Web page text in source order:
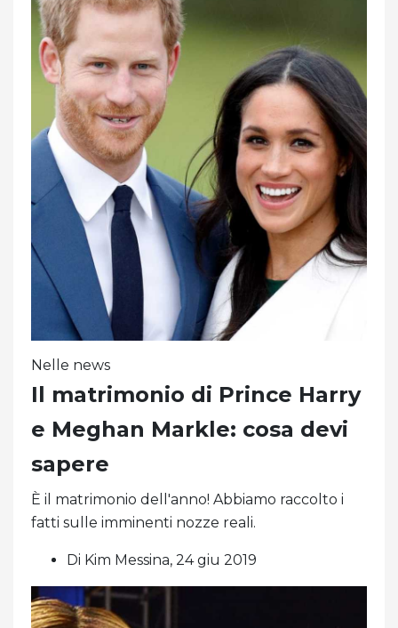
Nelle news
Il matrimonio di Prince Harry
e Meghan Markle: cosa devi
sapere
È il matrimonio dell'anno! Abbiamo raccolto i
fatti sulle imminenti nozze reali.
Di Kim Messina, 24 giu 2019